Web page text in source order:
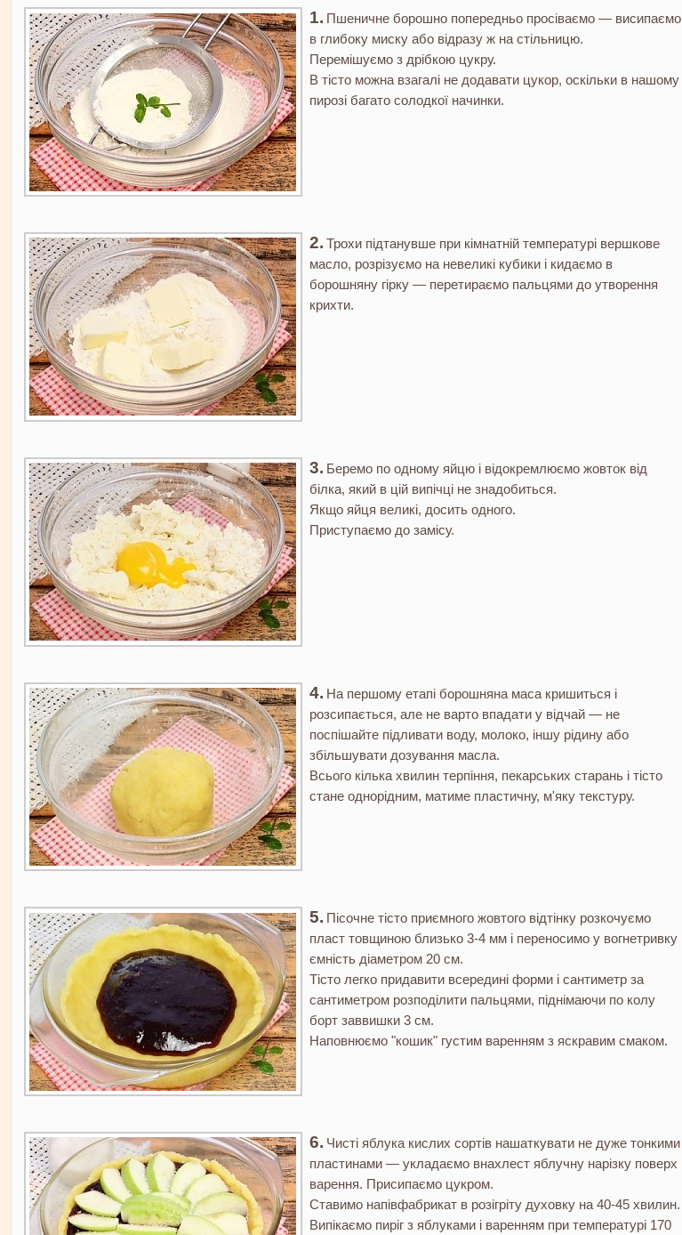
Пшеничне борошно попередньо просіваємо — висипаємо
в глибоку миску або відразу ж на стільницю.
Перемішуємо з дрібкою цукру.
В тісто можна взагалі не додавати цукор, оскільки в нашому
пирозі багато солодкої начинки.
Трохи підтанувше при кімнатній температурі вершкове
масло, розрізуємо на невеликі кубики і кидаємо в
борошняну гірку — перетираємо пальцями до утворення
крихти.
Беремо по одному яйцю і відокремлюємо жовток від
білка, який в цій випічці не знадобиться.
Якщо яйця великі, досить одного.
Приступаємо до замісу.
На першому етапі борошняна маса кришиться і
розсипається, але не варто впадати у відчай — не
поспішайте підливати воду, молоко, іншу рідину або
збільшувати дозування масла.
Всього кілька хвилин терпіння, пекарських старань і тісто
стане однорідним, матиме пластичну, м'яку текстуру.
Пісочне тісто приємного жовтого відтінку розкочуємо
пласт товщиною близько 3-4 мм і переносимо у вогнетривку
ємність діаметром 20 см.
Тісто легко придавити всередині форми і сантиметр за
сантиметром розподілити пальцями, піднімаючи по колу
борт заввишки 3 см.
Наповнюємо "кошик" густим варенням з яскравим смаком.
Чисті яблука кислих сортів нашаткувати не дуже тонкими
пластинами — укладаємо внахлест яблучну нарізку поверх
варення. Присипаємо цукром.
Ставимо напівфабрикат в розігріту духовку на 40-45 хвилин.
Випікаємо пиріг з яблуками і варенням при температурі 170